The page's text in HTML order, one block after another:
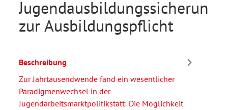
zur Ausbildungspflicht
Beschreibung
Zur Jahrtausendwende fand ein wesentlicher
Paradigmenwechsel in der
Jugendarbeitsmarktpolitikstatt: Die Möglichkeit